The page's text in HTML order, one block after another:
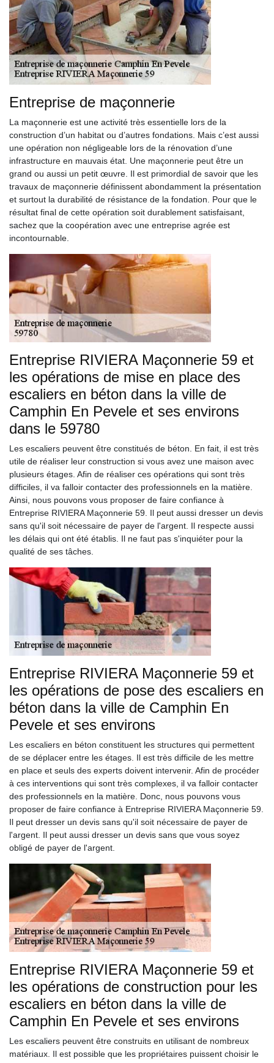
Entreprise de maçonnerie
La maçonnerie est une activité très essentielle lors de la
construction d’un habitat ou d’autres fondations. Mais c’est aussi
une opération non négligeable lors de la rénovation d’une
infrastructure en mauvais état. Une maçonnerie peut être un
grand ou aussi un petit œuvre. Il est primordial de savoir que les
travaux de maçonnerie définissent abondamment la présentation
et surtout la durabilité de résistance de la fondation. Pour que le
résultat final de cette opération soit durablement satisfaisant,
sachez que la coopération avec une entreprise agrée est
incontournable.
Entreprise RIVIERA Maçonnerie 59 et
les opérations de mise en place des
escaliers en béton dans la ville de
Camphin En Pevele et ses environs
dans le 59780
Les escaliers peuvent être constitués de béton. En fait, il est très
utile de réaliser leur construction si vous avez une maison avec
plusieurs étages. Afin de réaliser ces opérations qui sont très
difficiles, il va falloir contacter des professionnels en la matière.
Ainsi, nous pouvons vous proposer de faire confiance à
Entreprise RIVIERA Maçonnerie 59. Il peut aussi dresser un devis
sans qu'il soit nécessaire de payer de l'argent. Il respecte aussi
les délais qui ont été établis. Il ne faut pas s'inquiéter pour la
qualité de ses tâches.
Entreprise RIVIERA Maçonnerie 59 et
les opérations de pose des escaliers en
béton dans la ville de Camphin En
Pevele et ses environs
Les escaliers en béton constituent les structures qui permettent
de se déplacer entre les étages. Il est très difficile de les mettre
en place et seuls des experts doivent intervenir. Afin de procéder
à ces interventions qui sont très complexes, il va falloir contacter
des professionnels en la matière. Donc, nous pouvons vous
proposer de faire confiance à Entreprise RIVIERA Maçonnerie 59.
Il peut dresser un devis sans qu'il soit nécessaire de payer de
l'argent. Il peut aussi dresser un devis sans que vous soyez
obligé de payer de l'argent.
Entreprise RIVIERA Maçonnerie 59 et
les opérations de construction pour les
escaliers en béton dans la ville de
Camphin En Pevele et ses environs
Les escaliers peuvent être construits en utilisant de nombreux
matériaux. Il est possible que les propriétaires puissent choisir le